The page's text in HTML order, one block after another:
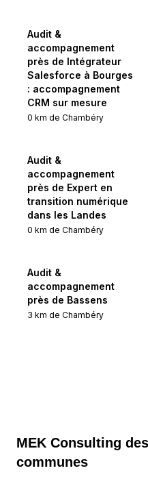
Audit &
accompagnement
près de Intégrateur
Salesforce à Bourges
: accompagnement
CRM sur mesure
0 km de Chambéry
Audit &
accompagnement
près de Expert en
transition numérique
dans les Landes
0 km de Chambéry
Audit &
accompagnement
près de Bassens
3 km de Chambéry
MEK Consulting
communes